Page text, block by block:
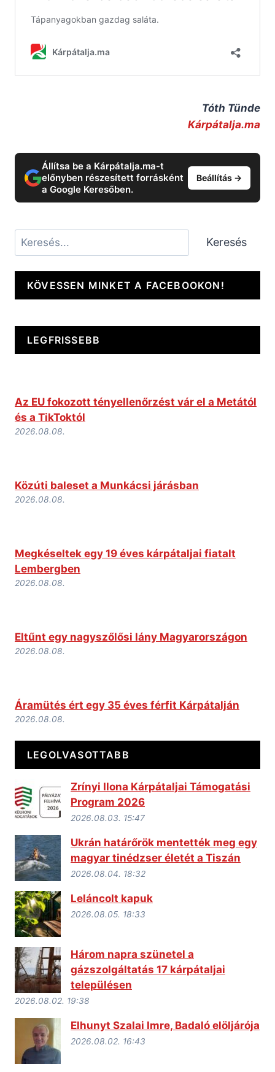
Tóth Tünde
Kárpátalja.ma
Állítsa be a Kárpátalja.ma-t
előnyben részesített forrásként
a Google Keresőben.
Beállítás →
Keresés Keresés
KÖVESSEN MINKET A FACEBOOKON!
LEGFRISSEBB
Az EU fokozott tényellenőrzést vár el a Metától
és a TikToktól
2026.08.08.
Közúti baleset a Munkácsi járásban
2026.08.08.
Megkéseltek egy 19 éves kárpátaljai fiatalt
Lembergben
2026.08.08.
Eltűnt egy nagyszőlősi lány Magyarországon
2026.08.08.
Áramütés ért egy 35 éves férfit Kárpátalján
2026.08.08.
LEGOLVASOTTABB
Zrínyi Ilona Kárpátaljai Támogatási
Program 2026
2026.08.03. 15:47
Ukrán határőrök mentették meg egy
magyar tinédzser életét a Tiszán
2026.08.04. 18:32
Leláncolt kapuk
2026.08.05. 18:33
Három napra szünetel a
gázszolgáltatás 17 kárpátaljai
településen
2026.08.02. 19:38
Elhunyt Szalai Imre, Badaló elöljárója
2026.08.02. 16:43